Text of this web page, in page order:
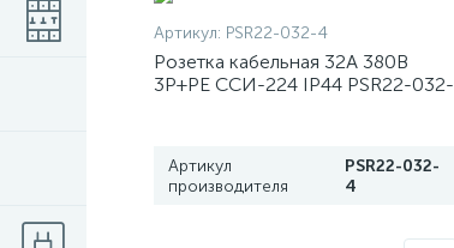
Артикул: PSR22-032-4
Розетка кабельная 32А 380В
3P+PЕ ССИ-224 IP44 PSR22-032-
Артикул
производителя
PSR22-032-
4